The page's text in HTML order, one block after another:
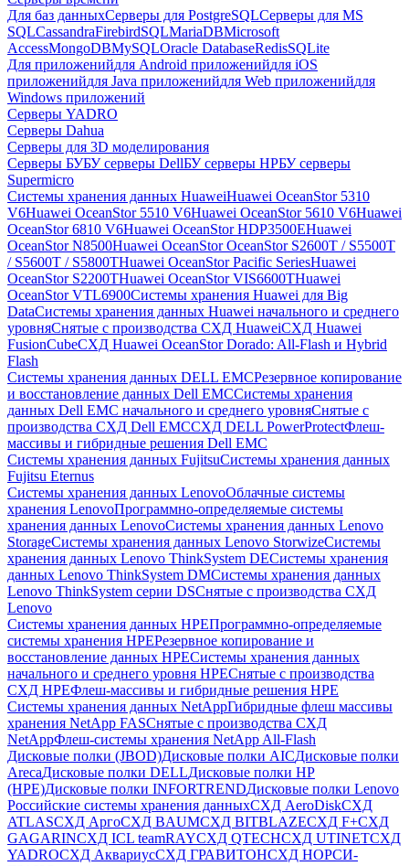
Для баз данныхСерверы для PostgreSQLСерверы для MS
SQLCassandraFirebirdSQLMariaDBMicrosoft
AccessMongoDBMySQLOracle DatabaseRedisSQLite
Для приложенийдля Android приложенийдля iOS
приложенийдля Java приложенийдля Web приложенийдля
Windows приложений
Серверы YADRO
Серверы Dahua
Серверы для 3D моделирования
Серверы БУБУ серверы DellБУ серверы HPБУ серверы
Supermicro
Системы хранения данных HuaweiHuawei OceanStor 5310
V6Huawei OceanStor 5510 V6Huawei OceanStor 5610 V6Huawei
OceanStor 6810 V6Huawei OceanStor HDP3500EHuawei
OceanStor N8500Huawei OceanStor OceanStor S2600T / S5500T
/ S5600T / S5800THuawei OceanStor Pacific SeriesHuawei
OceanStor S2200THuawei OceanStor VIS6600THuawei
OceanStor VTL6900Системы хранения Huawei для Big
DataСистемы хранения данных Huawei начального и среднего
уровняСнятые с производства СХД HuaweiСХД Huawei
FusionCubeСХД Huawei OceanStor Dorado: All-Flash и Hybrid
Flash
Системы хранения данных DELL EMCРезервное копирование
и восстановление данных Dell EMCСистемы хранения
данных Dell EMC начального и среднего уровняСнятые с
производства СХД Dell EMCСХД DELL PowerProtectФлеш-
массивы и гибридные решения Dell EMC
Системы хранения данных FujitsuСистемы хранения данных
Fujitsu Eternus
Системы хранения данных LenovoОблачные системы
хранения LenovoПрограммно-определяемые системы
хранения данных LenovoСистемы хранения данных Lenovo
StorageСистемы хранения данных Lenovo StorwizeСистемы
хранения данных Lenovo ThinkSystem DEСистемы хранения
данных Lenovo ThinkSystem DMСистемы хранения данных
Lenovo ThinkSystem серии DSСнятые с производства СХД
Lenovo
Системы хранения данных HPEПрограммно-определяемые
системы хранения HPEРезервное копирование и
восстановление данных HPEСистемы хранения данных
начального и среднего уровня HPEСнятые с производства
СХД HPEФлеш-массивы и гибридные решения HPE
Cистемы хранения данных NetAppГибридные флеш массивы
хранения NetApp FASСнятые с производства СХД
NetAppФлеш-системы хранения NetApp All-Flash
Дисковые полки (JBOD)Дисковые полки AICДисковые полки
ArecaДисковые полки DELLДисковые полки HP
(HPE)Дисковые полки INFORTRENDДисковые полки Lenovo
Российские системы хранения данныхСХД AeroDiskСХД
ATLASСХД AргоСХД BAUMСХД BITBLAZEСХД F+СХД
GAGARINСХД ICL teamRAYСХД QTECHСХД UTINETСХД
YADROСХД АквариусСХД ГРАВИТОНСХД НОРСИ-